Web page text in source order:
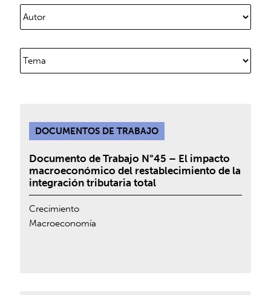
DOCUMENTOS DE TRABAJO
Documento de Trabajo N°45 – El impacto
macroeconómico del restablecimiento de la
integración tributaria total
Crecimiento
Macroeconomía